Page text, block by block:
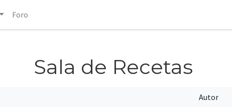
Foro
Sala de Recetas
Autor